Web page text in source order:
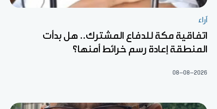
آراء
اتفاقية مكة للدفاع المشترك.. هل بدأت
المنطقة إعادة رسم خرائط أمنها؟
08-08-2026